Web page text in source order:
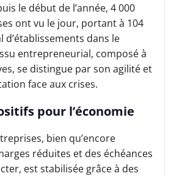
le début de l’année, 4 000
ont vu le jour, portant à 104
dans le
entrepreneurial, composé à
se distingue par son agilité et
face aux crises.
pour l’économie
bien qu’encore
réduites et des échéances
est stabilisée grâce à des